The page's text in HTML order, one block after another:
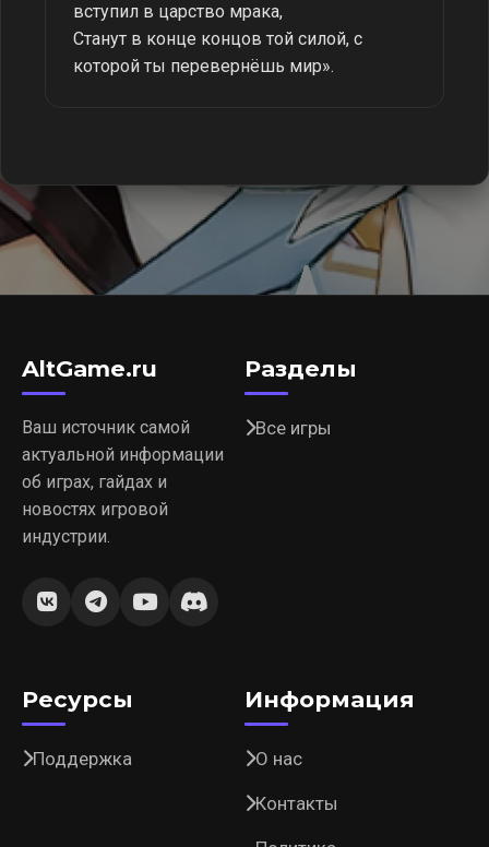
вступил в царство мрака,
Станут в конце концов той силой, с
которой ты перевернёшь мир».
AltGame.ru
Ваш источник самой
актуальной информации
об играх, гайдах и
новостях игровой
индустрии.
Разделы
Все игры
Ресурсы
Поддержка
Информация
О нас
Контакты